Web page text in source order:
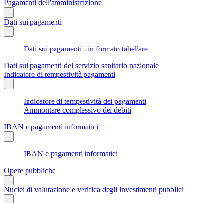
Pagamenti dell'amministrazione
Dati sui pagamenti
Dati sui pagamenti - in formato tabellare
Dati sui pagamenti del servizio sanitario nazionale
Indicatore di tempestività pagamenti
Indicatore di tempestività dei pagamenti
Ammontare complessivo dei debiti
IBAN e pagamenti informatici
IBAN e pagamenti informatici
Opere pubbliche
Nuclei di valutazione e verifica degli investimenti pubblici